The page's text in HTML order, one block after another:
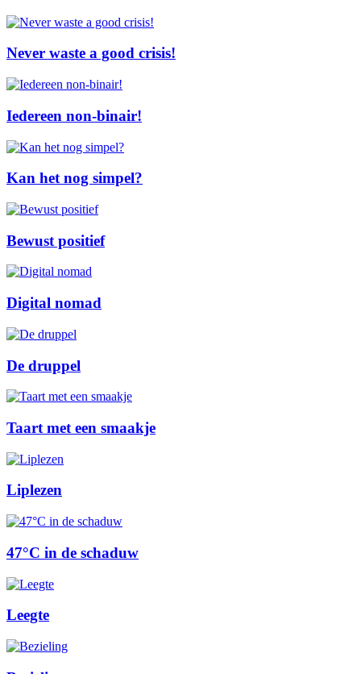
Never waste a good crisis!
Iedereen non-binair!
Kan het nog simpel?
Bewust positief
Digital nomad
De druppel
Taart met een smaakje
Liplezen
47°C in de schaduw
Leegte